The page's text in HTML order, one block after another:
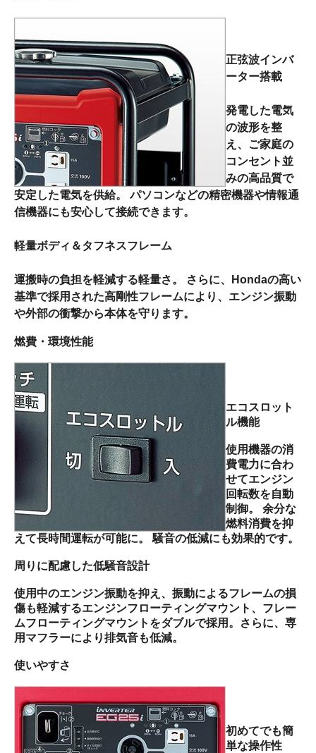
正弦波インバ
ーター搭載
発電した電気
の波形を整
え、ご家庭の
コンセント並
みの高品質で
安定した電気を供給。 パソコンなどの精密機器や情報通
信機器にも安心して接続できます。
軽量ボディ＆タフネスフレーム
運搬時の負担を軽減する軽量さ。 さらに、Hondaの高い
基準で採用された高剛性フレームにより、エンジン振動
や外部の衝撃から本体を守ります。
燃費・環境性能
エコスロット
ル機能
使用機器の消
費電力に合わ
せてエンジン
回転数を自動
制御。 余分な
燃料消費を抑
えて長時間運転が可能に。 騒音の低減にも効果的です。
周りに配慮した低騒音設計
使用中のエンジン振動を抑え、振動によるフレームの損
傷も軽減するエンジンフローティングマウント、フレー
ムフローティングマウントをダブルで採用。さらに、専
用マフラーにより排気音も低減。
使いやすさ
初めてでも簡
単な操作性